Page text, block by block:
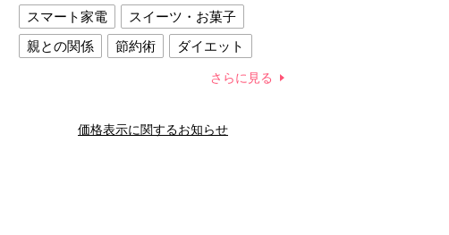
スマート家電
スイーツ・お菓子
親との関係
節約術
ダイエット
夫との関係
新津春子 どか食い
さらに見る
価格表示に関するお知らせ